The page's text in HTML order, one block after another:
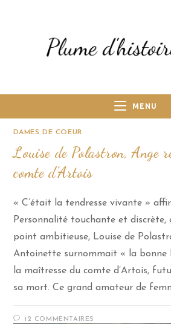
MENU
DAMES DE COEUR
Louise de Polastron, Ange
comte d’Artois
« C’était la tendresse vivante »
Personnalité touchante et discrète,
point ambitieuse, Louise de
Antoinette surnommait « la bonne
la maîtresse du comte d’Artois,
sa mort. Ce grand amateur de
12 COMMENTAIRES